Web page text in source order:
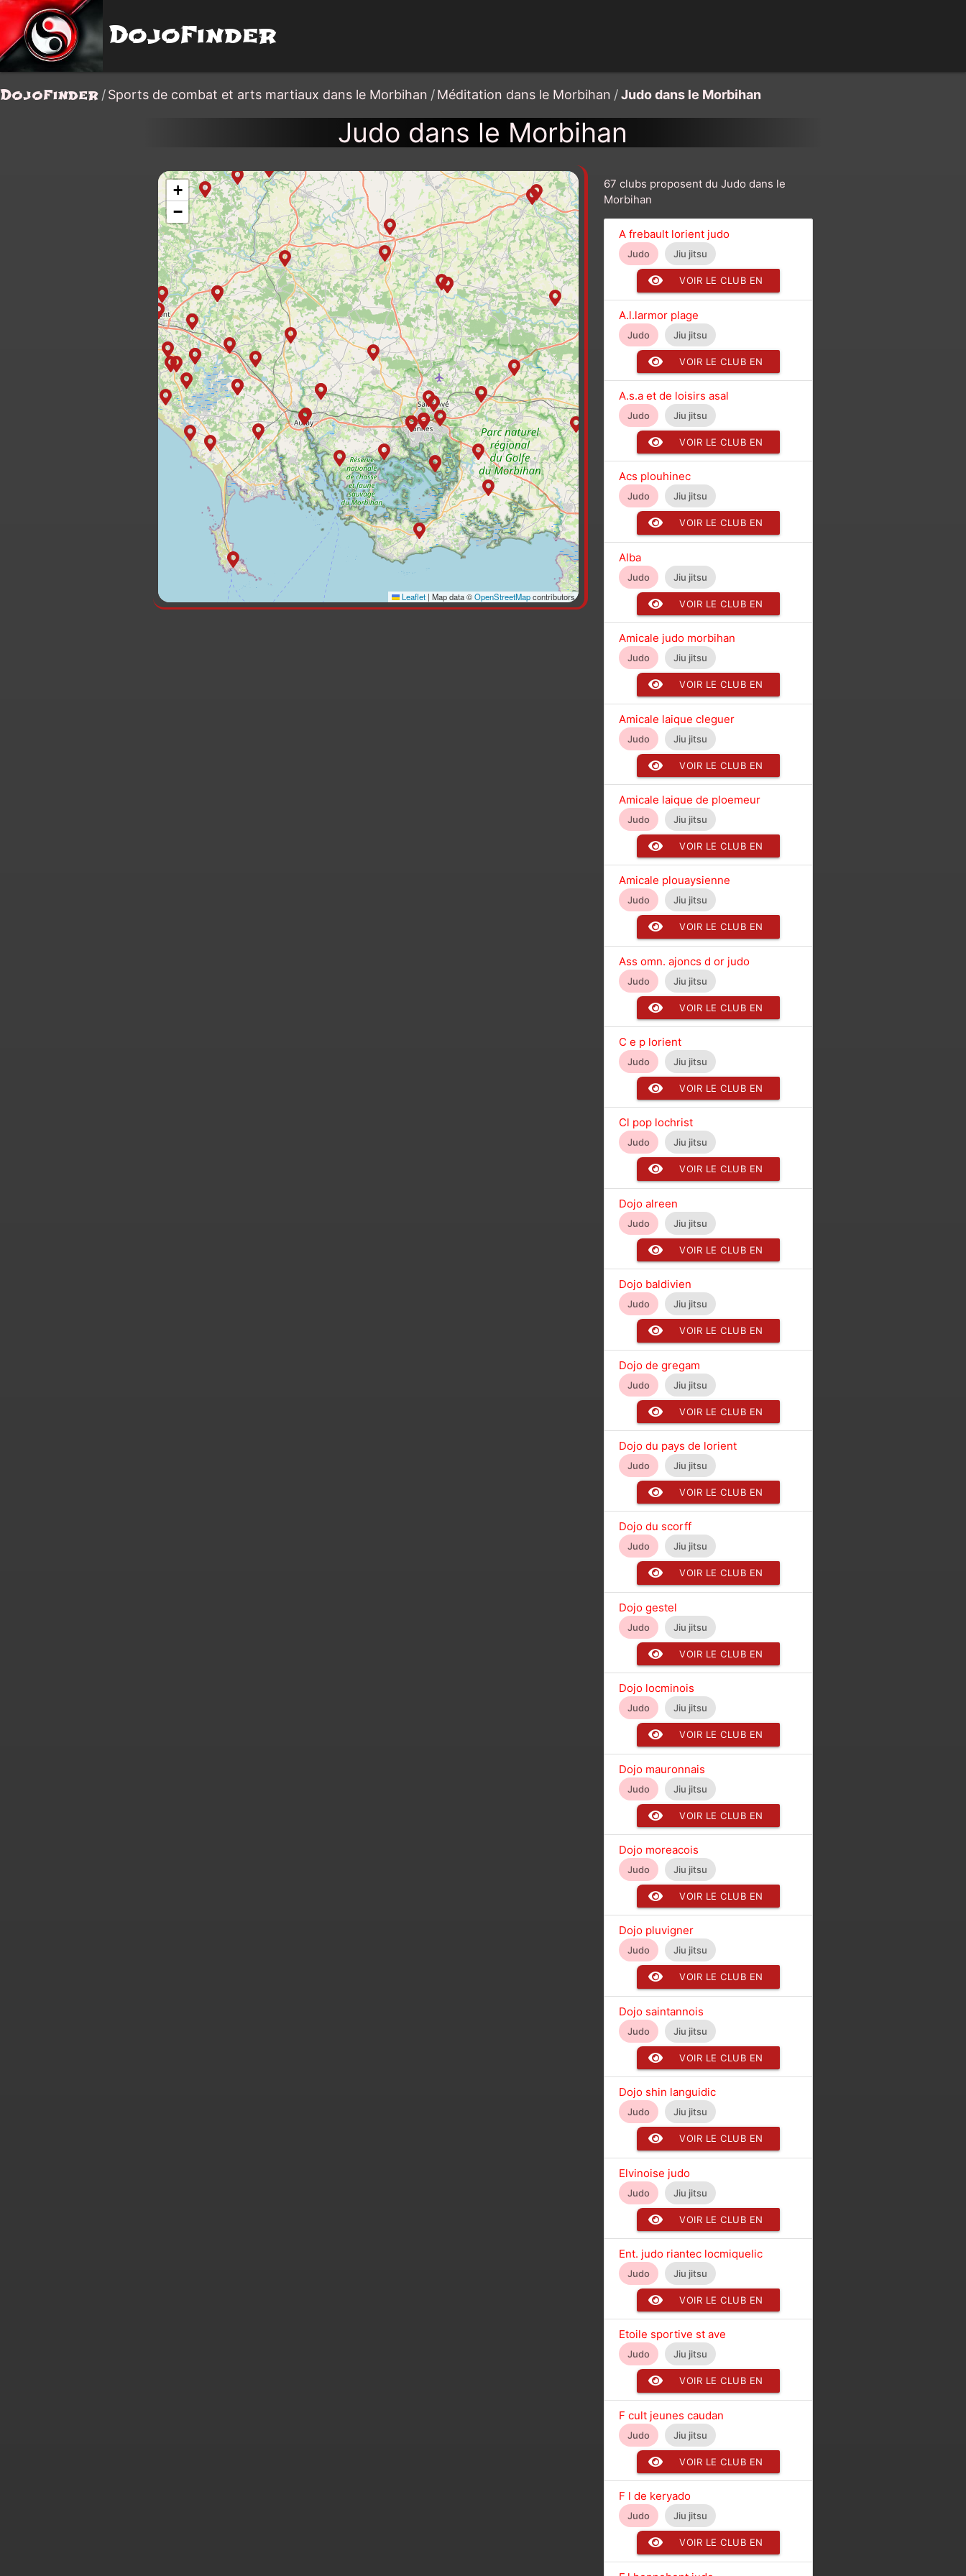
DojoFinder
DojoFinder / Sports de combat et arts martiaux dans le Morbihan / Méditation dans le Morbihan /Judo dans le Morbihan
Judo dans le Morbihan
+
−
Leaflet | Map data ©OpenStreetMapcontributors
67 clubs proposent du Judo dans le
Morbihan
A frebault lorient judo
Judo Jiu jitsu
VOIR LE CLUB EN
DÉTAIL
A.l.larmor plage
Judo Jiu jitsu
VOIR LE CLUB EN
DÉTAIL
A.s.a et de loisirs asal
Judo Jiu jitsu
VOIR LE CLUB EN
DÉTAIL
Acs plouhinec
Judo Jiu jitsu
VOIR LE CLUB EN
DÉTAIL
Alba
Judo Jiu jitsu
VOIR LE CLUB EN
DÉTAIL
Amicale judo morbihan
Judo Jiu jitsu
VOIR LE CLUB EN
DÉTAIL
Amicale laique cleguer
Judo Jiu jitsu
VOIR LE CLUB EN
DÉTAIL
Amicale laique de ploemeur
Judo Jiu jitsu
VOIR LE CLUB EN
DÉTAIL
Amicale plouaysienne
Judo Jiu jitsu
VOIR LE CLUB EN
DÉTAIL
Ass omn. ajoncs d or judo
Judo Jiu jitsu
VOIR LE CLUB EN
DÉTAIL
C e p lorient
Judo Jiu jitsu
VOIR LE CLUB EN
DÉTAIL
Cl pop lochrist
Judo Jiu jitsu
VOIR LE CLUB EN
DÉTAIL
Dojo alreen
Judo Jiu jitsu
VOIR LE CLUB EN
DÉTAIL
Dojo baldivien
Judo Jiu jitsu
VOIR LE CLUB EN
DÉTAIL
Dojo de gregam
Judo Jiu jitsu
VOIR LE CLUB EN
DÉTAIL
Dojo du pays de lorient
Judo Jiu jitsu
VOIR LE CLUB EN
DÉTAIL
Dojo du scorff
Judo Jiu jitsu
VOIR LE CLUB EN
DÉTAIL
Dojo gestel
Judo Jiu jitsu
VOIR LE CLUB EN
DÉTAIL
Dojo locminois
Judo Jiu jitsu
VOIR LE CLUB EN
DÉTAIL
Dojo mauronnais
Judo Jiu jitsu
VOIR LE CLUB EN
DÉTAIL
Dojo moreacois
Judo Jiu jitsu
VOIR LE CLUB EN
DÉTAIL
Dojo pluvigner
Judo Jiu jitsu
VOIR LE CLUB EN
DÉTAIL
Dojo saintannois
Judo Jiu jitsu
VOIR LE CLUB EN
DÉTAIL
Dojo shin languidic
Judo Jiu jitsu
VOIR LE CLUB EN
DÉTAIL
Elvinoise judo
Judo Jiu jitsu
VOIR LE CLUB EN
DÉTAIL
Ent. judo riantec locmiquelic
Judo Jiu jitsu
VOIR LE CLUB EN
DÉTAIL
Etoile sportive st ave
Judo Jiu jitsu
VOIR LE CLUB EN
DÉTAIL
F cult jeunes caudan
Judo Jiu jitsu
VOIR LE CLUB EN
DÉTAIL
F l de keryado
Judo Jiu jitsu
VOIR LE CLUB EN
DÉTAIL